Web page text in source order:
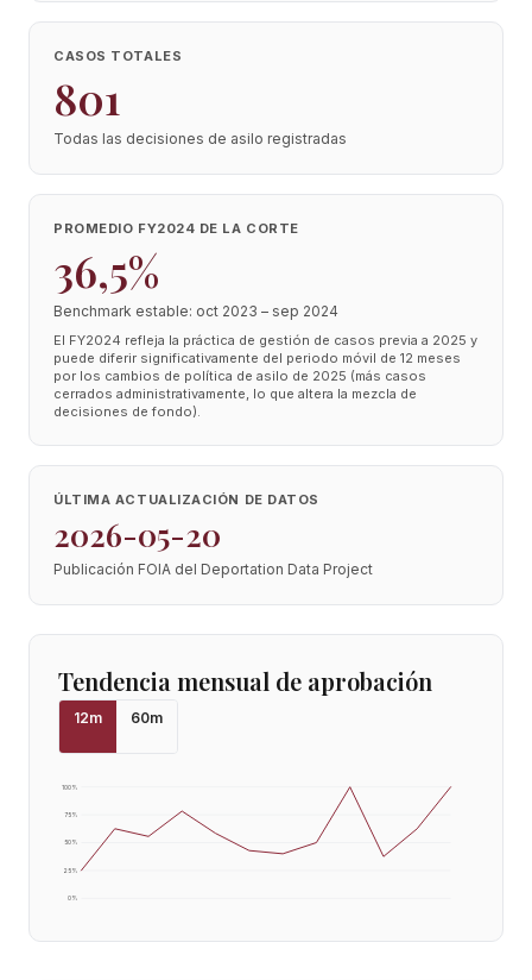
CASOS TOTALES
801
Todas las decisiones de asilo registradas
PROMEDIO FY2024 DE LA CORTE
36,5%
Benchmark estable: oct 2023 – sep 2024
El FY2024 refleja la práctica de gestión de casos previa a 2025 y
puede diferir significativamente del periodo móvil de 12 meses
por los cambios de política de asilo de 2025 (más casos
cerrados administrativamente, lo que altera la mezcla de
decisiones de fondo).
ÚLTIMA ACTUALIZACIÓN DE DATOS
2026-05-20
Publicación FOIA del Deportation Data Project
Tendencia mensual de aprobación
12m 60m
0%
25%
50%
75%
100%